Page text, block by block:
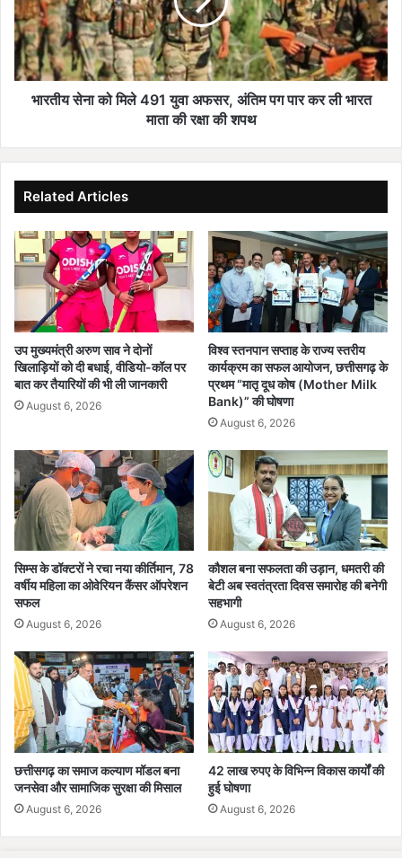
स्मृ
ति
दि
का
र्प
ण
से
ना
को
मि
ले
फ
स
र
,
अं
म
प
ग
पा
र
भा
र
त
मा
ता
की
र
क्षा
की
प
थ
भारतीय सेना को मिले 491 युवा अफसर, अंतिम पग पार कर ली भारत
माता की रक्षा की शपथ
Related Articles
उप मुख्यमंत्री अरुण साव ने दोनों
खिलाड़ियों को दी बधाई, वीडियो-कॉल पर
बात कर तैयारियों की भी ली जानकारी
August 6, 2026
विश्व स्तनपान सप्ताह के राज्य स्तरीय
कार्यक्रम का सफल आयोजन, छत्तीसगढ़ के
प्रथम “मातृ दूध कोष (Mother Milk
Bank)” की घोषणा
August 6, 2026
सिम्स के डॉक्टरों ने रचा नया कीर्तिमान, 78
वर्षीय महिला का ओवेरियन कैंसर ऑपरेशन
सफल
August 6, 2026
कौशल बना सफलता की उड़ान, धमतरी की
बेटी अब स्वतंत्रता दिवस समारोह की बनेगी
सहभागी
August 6, 2026
छत्तीसगढ़ का समाज कल्याण मॉडल बना
जनसेवा और सामाजिक सुरक्षा की मिसाल
August 6, 2026
42 लाख रुपए के विभिन्न विकास कार्यों की
हुई घोषणा
August 6, 2026